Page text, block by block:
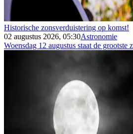
Historische zonsverduistering op komst!
02 augustus 2026, 05:30Astronomie
Woensdag 12 augustus staat de